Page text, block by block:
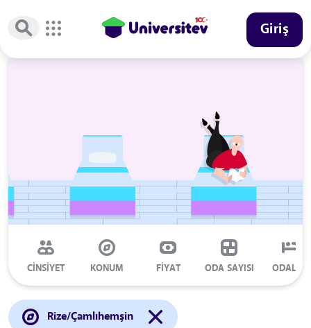
Giriş
CİNSİYET KONUM FİYAT ODA SAYISI ODALAR
Rize/Çamlıhemşin